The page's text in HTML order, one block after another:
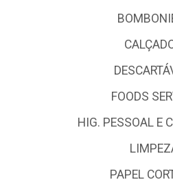
FOODS
HIG. PESSOAL E
PAPEL